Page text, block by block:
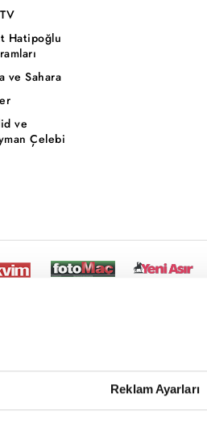
Reklam Ayarları
Hatipoğlu
ve Sahara
ve
Çelebi